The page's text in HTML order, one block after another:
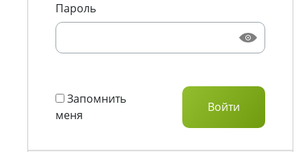
Пароль
Запомнить
меня